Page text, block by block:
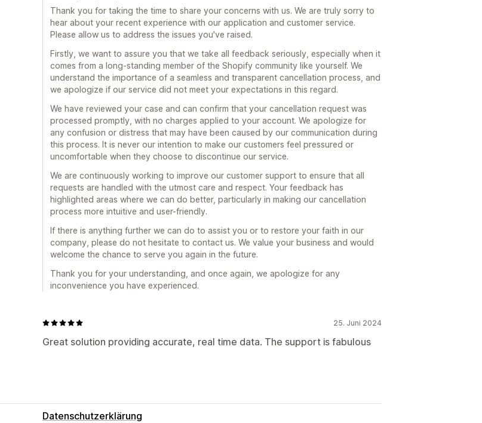
Thank you for taking the time to share your concerns with us. We are truly sorry to
hear about your recent experience with our application and customer service.
Please allow us to address the issues you've raised.
Firstly, we want to assure you that we take all feedback seriously, especially when it
comes from a long-standing member of the Shopify community like yourself. We
understand the importance of a seamless and transparent cancellation process, and
we apologize if our service did not meet your expectations in this regard.
We have reviewed your case and can confirm that your cancellation request was
processed promptly, with no charges applied to your account. We apologize for
any confusion or distress that may have been caused by our communication during
this process. It is never our intention to make our customers feel pressured or
uncomfortable when they choose to discontinue our service.
We are continuously working to improve our customer support to ensure that all
requests are handled with the utmost care and respect. Your feedback has
highlighted areas where we can do better, particularly in making our cancellation
process more intuitive and user-friendly.
If there is anything further we can do to assist you or to restore your faith in our
company, please do not hesitate to contact us. We value your business and would
welcome the chance to serve you again in the future.
Thank you for your understanding, and once again, we apologize for any
inconvenience you have experienced.
25. Juni 2024
Great solution providing accurate, real time data. The support is fabulous
Datenschutzerklärung